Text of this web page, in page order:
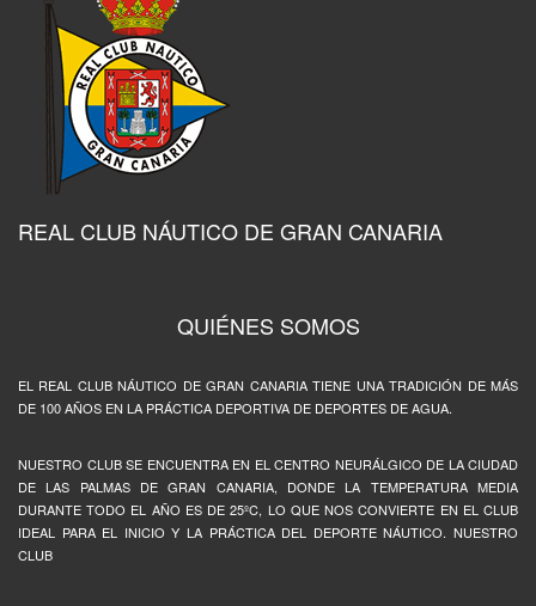
REAL CLUB NÁUTICO DE GRAN CANARIA
QUIÉNES SOMOS
EL REAL CLUB NÁUTICO DE GRAN CANARIA TIENE UNA TRADICIÓN DE MÁS
DE 100 AÑOS EN LA PRÁCTICA DEPORTIVA DE DEPORTES DE AGUA.
NUESTRO CLUB SE ENCUENTRA EN EL CENTRO NEURÁLGICO DE LA CIUDAD
DE LAS PALMAS DE GRAN CANARIA, DONDE LA TEMPERATURA MEDIA
DURANTE TODO EL AÑO ES DE 25ºC, LO QUE NOS CONVIERTE EN EL CLUB
IDEAL PARA EL INICIO Y LA PRÁCTICA DEL DEPORTE NÁUTICO. NUESTRO
CLUB